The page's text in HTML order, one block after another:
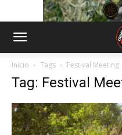
Início Tags Festival Meeting
Tag: Festival